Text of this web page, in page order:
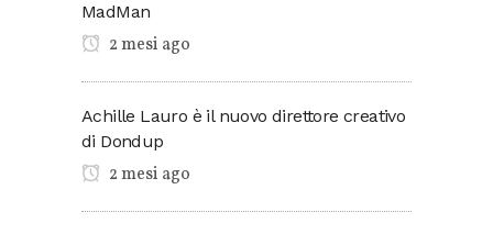
MadMan
2 mesi ago
Achille Lauro è il nuovo direttore creativo
di Dondup
2 mesi ago